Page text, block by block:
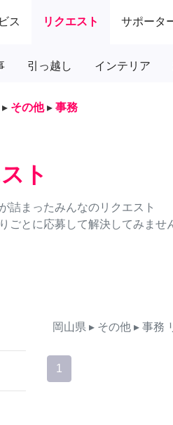
ス リクエスト サポータ
引っ越し インテリア
▸ その他 ▸ 事務
ト
詰まったみんなのリクエスト
ごとに応募して解決してみませ
岡山県 ▸ その他 ▸ 事務
1